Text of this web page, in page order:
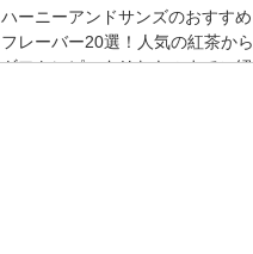
ハーニーアンドサンズのおすすめ
フレーバー20選！人気の紅茶から
ギフトにピッタリなものまでご紹